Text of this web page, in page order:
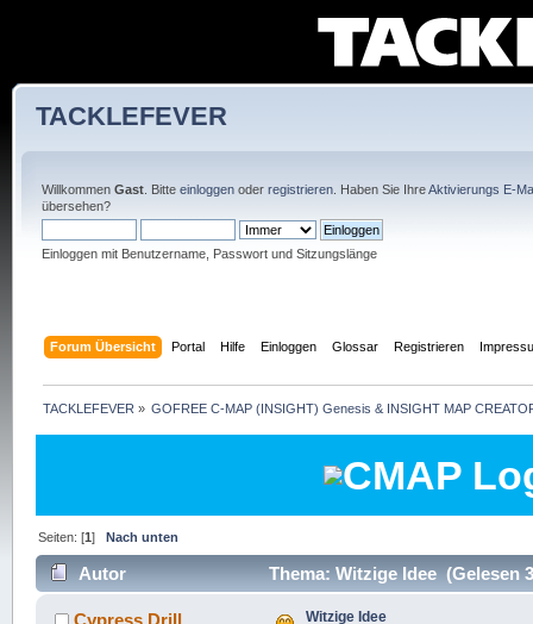
TACKLEFEVER
Willkommen Gast. Bitte einloggenoder registrieren. Haben Sie IhreAktivierungs E-
übersehen?
Einloggen mit Benutzername, Passwort und Sitzungslänge
Forum Übersicht Portal Hilfe Einloggen Glossar Registrieren
TACKLEFEVER » GOFREE C-MAP (INSIGHT) Genesis & INSIGHT MAP
Seiten: [1]Nach unten
Autor Thema: Witzige Idee (Gelesen
Witzige Idee